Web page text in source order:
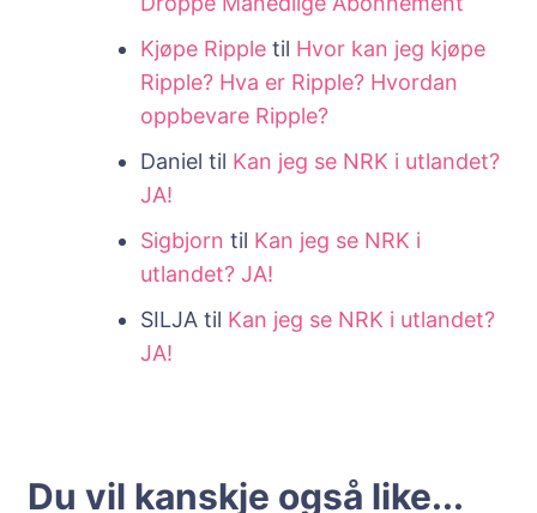
Kjøpe Ripple til Hvor kan jeg kjøpe
Ripple? Hva er Ripple? Hvordan
oppbevare Ripple?
Daniel til Kan jeg se NRK i utlandet?
JA!
Sigbjorn til Kan jeg se NRK i
utlandet? JA!
SILJA til Kan jeg se NRK i utlandet?
JA!
Du vil kanskje også like...